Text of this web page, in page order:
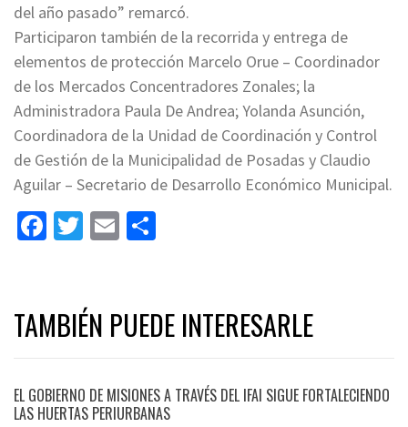
del año pasado” remarcó.
Participaron también de la recorrida y entrega de
elementos de protección Marcelo Orue – Coordinador
de los Mercados Concentradores Zonales; la
Administradora Paula De Andrea; Yolanda Asunción,
Coordinadora de la Unidad de Coordinación y Control
de Gestión de la Municipalidad de Posadas y Claudio
Aguilar – Secretario de Desarrollo Económico Municipal.
Facebook
Twitter
Email
TAMBIÉN PUEDE INTERESARLE
EL GOBIERNO DE MISIONES A TRAVÉS DEL IFAI SIGUE FORTALECIENDO
LAS HUERTAS PERIURBANAS